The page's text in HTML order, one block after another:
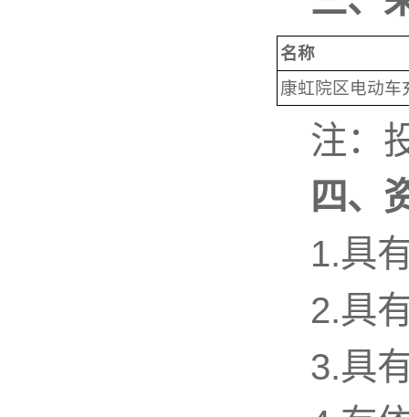
名称
康虹院区电动车
注：
四、
1.具
2.具
3.具